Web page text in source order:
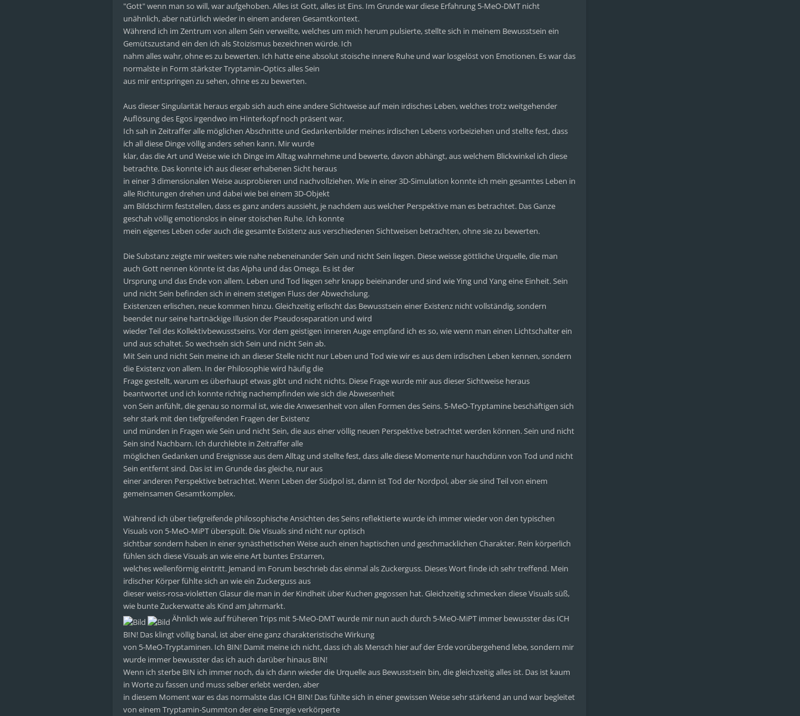
"Gott" wenn man so will, war aufgehoben. Alles ist Gott, alles ist Eins. Im Grunde war diese Erfahrung 5-MeO-DMT nicht
unähnlich, aber natürlich wieder in einem anderen Gesamtkontext.
Während ich im Zentrum von allem Sein verweilte, welches um mich herum pulsierte, stellte sich in meinem Bewusstsein ein
Gemütszustand ein den ich als Stoizismus bezeichnen würde. Ich
nahm alles wahr, ohne es zu bewerten. Ich hatte eine absolut stoische innere Ruhe und war losgelöst von Emotionen. Es war das
normalste in Form stärkster Tryptamin-Optics alles Sein
aus mir entspringen zu sehen, ohne es zu bewerten.
Aus dieser Singularität heraus ergab sich auch eine andere Sichtweise auf mein irdisches Leben, welches trotz weitgehender
Auflösung des Egos irgendwo im Hinterkopf noch präsent war.
Ich sah in Zeitraffer alle möglichen Abschnitte und Gedankenbilder meines irdischen Lebens vorbeiziehen und stellte fest, dass
ich all diese Dinge völlig anders sehen kann. Mir wurde
klar, das die Art und Weise wie ich Dinge im Alltag wahrnehme und bewerte, davon abhängt, aus welchem Blickwinkel ich diese
betrachte. Das konnte ich aus dieser erhabenen Sicht heraus
in einer 3 dimensionalen Weise ausprobieren und nachvollziehen. Wie in einer 3D-Simulation konnte ich mein gesamtes Leben in
alle Richtungen drehen und dabei wie bei einem 3D-Objekt
am Bildschirm feststellen, dass es ganz anders aussieht, je nachdem aus welcher Perspektive man es betrachtet. Das Ganze
geschah völlig emotionslos in einer stoischen Ruhe. Ich konnte
mein eigenes Leben oder auch die gesamte Existenz aus verschiedenen Sichtweisen betrachten, ohne sie zu bewerten.
Die Substanz zeigte mir weiters wie nahe nebeneinander Sein und nicht Sein liegen. Diese weisse göttliche Urquelle, die man
auch Gott nennen könnte ist das Alpha und das Omega. Es ist der
Ursprung und das Ende von allem. Leben und Tod liegen sehr knapp beieinander und sind wie Ying und Yang eine Einheit. Sein
und nicht Sein befinden sich in einem stetigen Fluss der Abwechslung.
Existenzen erlischen, neue kommen hinzu. Gleichzeitig erlischt das Bewusstsein einer Existenz nicht vollständig, sondern
beendet nur seine hartnäckige Illusion der Pseudoseparation und wird
wieder Teil des Kollektivbewusstseins. Vor dem geistigen inneren Auge empfand ich es so, wie wenn man einen Lichtschalter ein
und aus schaltet. So wechseln sich Sein und nicht Sein ab.
Mit Sein und nicht Sein meine ich an dieser Stelle nicht nur Leben und Tod wie wir es aus dem irdischen Leben kennen, sondern
die Existenz von allem. In der Philosophie wird häufig die
Frage gestellt, warum es überhaupt etwas gibt und nicht nichts. Diese Frage wurde mir aus dieser Sichtweise heraus
beantwortet und ich konnte richtig nachempfinden wie sich die Abwesenheit
von Sein anfühlt, die genau so normal ist, wie die Anwesenheit von allen Formen des Seins. 5-MeO-Tryptamine beschäftigen sich
sehr stark mit den tiefgreifenden Fragen der Existenz
und münden in Fragen wie Sein und nicht Sein, die aus einer völlig neuen Perspektive betrachtet werden können. Sein und nicht
Sein sind Nachbarn. Ich durchlebte in Zeitraffer alle
möglichen Gedanken und Ereignisse aus dem Alltag und stellte fest, dass alle diese Momente nur hauchdünn von Tod und nicht
Sein entfernt sind. Das ist im Grunde das gleiche, nur aus
einer anderen Perspektive betrachtet. Wenn Leben der Südpol ist, dann ist Tod der Nordpol, aber sie sind Teil von einem
gemeinsamen Gesamtkomplex.
Während ich über tiefgreifende philosophische Ansichten des Seins reflektierte wurde ich immer wieder von den typischen
Visuals von 5-MeO-MiPT überspült. Die Visuals sind nicht nur optisch
sichtbar sondern haben in einer synästhetischen Weise auch einen haptischen und geschmacklichen Charakter. Rein körperlich
fühlen sich diese Visuals an wie eine Art buntes Erstarren,
welches wellenförmig eintritt. Jemand im Forum beschrieb das einmal als Zuckerguss. Dieses Wort finde ich sehr treffend. Mein
irdischer Körper fühlte sich an wie ein Zuckerguss aus
dieser weiss-rosa-violetten Glasur die man in der Kindheit über Kuchen gegossen hat. Gleichzeitig schmecken diese Visuals süß,
wie bunte Zuckerwatte als Kind am Jahrmarkt.
Ähnlich wie auf früheren Trips mit 5-MeO-DMT wurde mir nun auch durch 5-MeO-MiPT immer bewusster das ICH
BIN! Das klingt völlig banal, ist aber eine ganz charakteristische Wirkung
von 5-MeO-Tryptaminen. Ich BIN! Damit meine ich nicht, dass ich als Mensch hier auf der Erde vorübergehend lebe, sondern mir
wurde immer bewusster das ich auch darüber hinaus BIN!
Wenn ich sterbe BIN ich immer noch, da ich dann wieder die Urquelle aus Bewusstsein bin, die gleichzeitig alles ist. Das ist kaum
in Worte zu fassen und muss selber erlebt werden, aber
in diesem Moment war es das normalste das ICH BIN! Das fühlte sich in einer gewissen Weise sehr stärkend an und war begleitet
von einem Tryptamin-Summton der eine Energie verkörperte